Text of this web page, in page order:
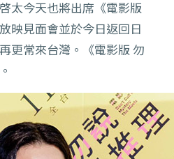
太今天也將出席《電影版
映見面會並於今日返回日
更常來台灣。《電影版 勿